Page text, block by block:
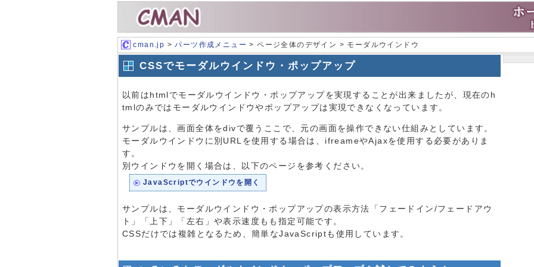
cman.jp >パーツ作成メニュー > ページ全体のデザイン > モーダルウインドウ
CSSでモーダルウインドウ・ポップアップ
以前はhtmlでモーダルウインドウ・ポップアップを実現することが出来ましたが、現在のh
tmlのみではモーダルウインドウやポップアップは実現できなくなっています。
サンプルは、画面全体をdivで覆うここで、元の画面を操作できない仕組みとしています。
モーダルウインドウに別URLを使用する場合は、ifreameやAjaxを使用する必要がありま
す。
別ウインドウを開く場合は、以下のページを参考ください。
JavaScriptでウインドウを開く
サンプルは、モーダルウインドウ・ポップアップの表示方法「フェードイン/フェードアウ
ト」「上下」「左右」や表示速度もも指定可能です。
CSSだけでは複雑となるため、簡単なJavaScriptも使用しています。